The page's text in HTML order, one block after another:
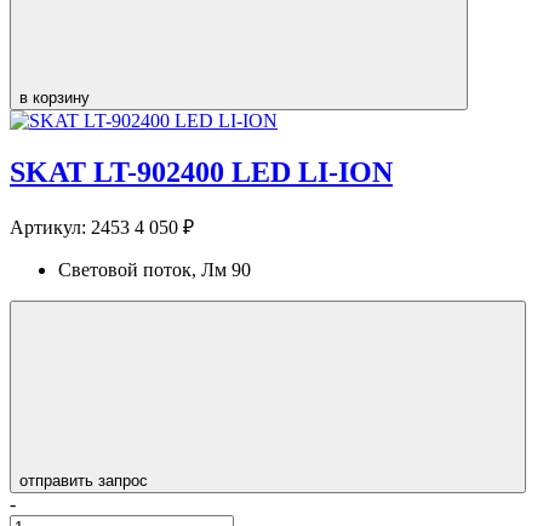
в корзину
SKAT LT-902400 LED LI-ION
Артикул: 2453 4 050 ₽
Световой поток, Лм 90
отправить запрос
-